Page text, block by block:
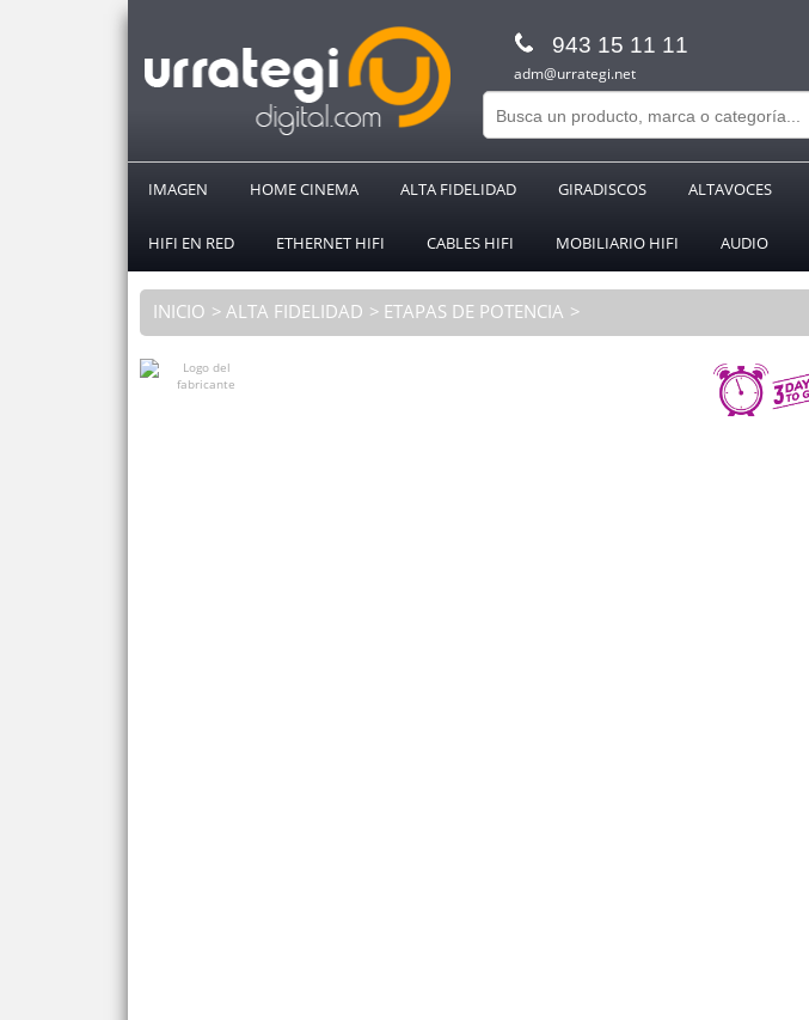
943 15 11 11
adm@urrategi.net
IMAGEN HOME CINEMA ALTA FIDELIDAD GIRADISCOS ALTAVOCES
HIFI EN RED ETHERNET HIFI CABLES HIFI MOBILIARIO HIFI AUDIO
INICIO ALTA FIDELIDAD ETAPAS DE POTENCIA